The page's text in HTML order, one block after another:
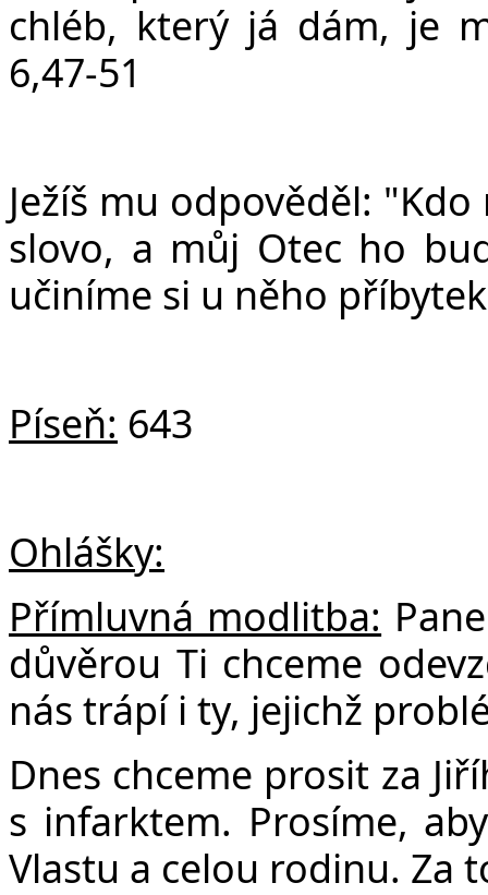
chléb, který já dám, je
6,47-51
Ježíš mu odpověděl:
slovo, a můj Otec ho
učiníme si u něho
Píseň: 643
Ohlášky:
Přímluvná modlitba:
důvěrou Ti chceme
nás trápí i ty, jejichž
Dnes chceme prosit za
s infarktem. Prosíme,
Vlastu a celou rodinu. Za